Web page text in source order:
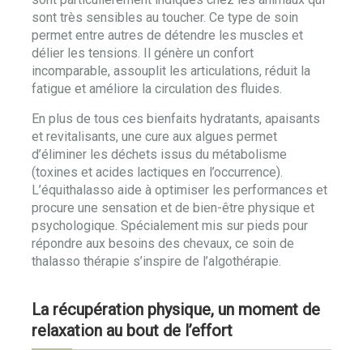
sont très sensibles au toucher. Ce type de soin
permet entre autres de détendre les muscles et
délier les tensions. Il génère un confort
incomparable, assouplit les articulations, réduit la
fatigue et améliore la circulation des fluides.
En plus de tous ces bienfaits hydratants, apaisants
et revitalisants, une cure aux algues permet
d’éliminer les déchets issus du métabolisme
(toxines et acides lactiques en l’occurrence).
L’équithalasso aide à optimiser les performances et
procure une sensation et de bien-être physique et
psychologique. Spécialement mis sur pieds pour
répondre aux besoins des chevaux, ce soin de
thalasso thérapie s’inspire de l’algothérapie.
La récupération physique, un moment de
relaxation au bout de l’effort